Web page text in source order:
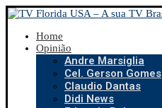
Home
Opinião
Andre Marsiglia
Cel. Gerson Gomes
Claudio Dantas
Didi News